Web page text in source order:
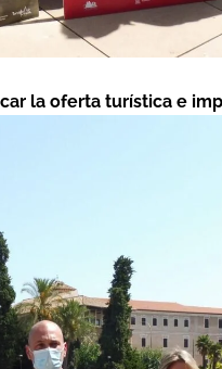
la oferta turística e